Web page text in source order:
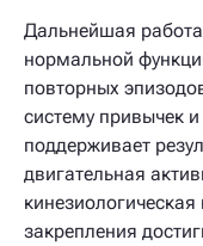
Дальнейшая
нормальной
повторных
систему привычек
поддерживает
двигательная
закрепления